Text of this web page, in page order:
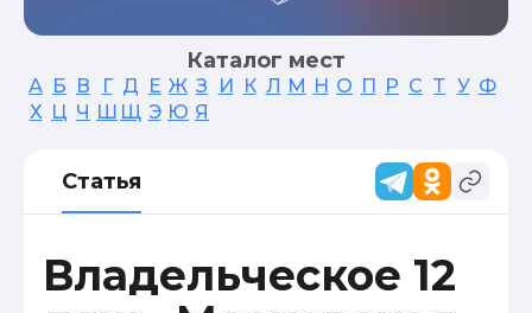
Каталог мест
А Б В Г Д Е Ж З И К Л М Н О П Р С Т У Ф
Х Ц Ч Ш Щ Э Ю Я
Статья
Владельческое 12